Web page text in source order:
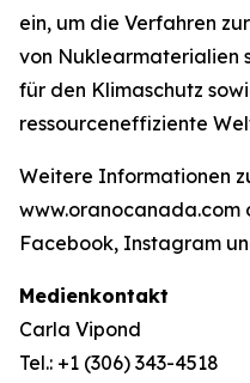
ein, um die Verfahren
von Nuklearmaterialien
für den Klimaschutz
ressourceneffiziente
Weitere Informationen
www.oranocanada.com
Facebook, Instagram
Medienkontakt
Carla Vipond
Tel.: +1 (306) 343-4518